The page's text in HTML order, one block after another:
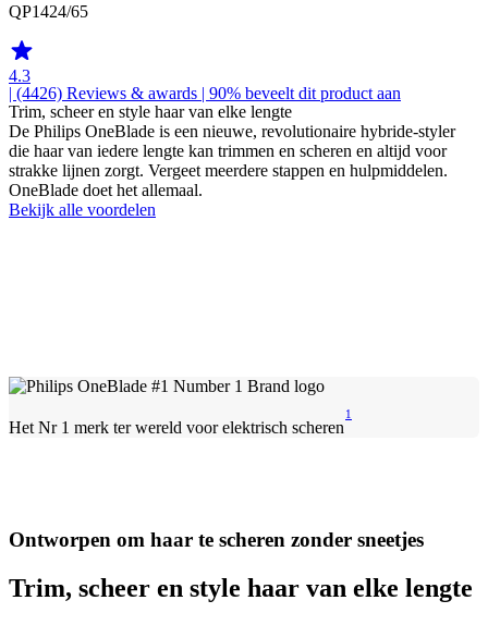
QP1424/65
4.3
| (4426) Reviews & awards | 90% beveelt dit product aan
Trim, scheer en style haar van elke lengte
De Philips OneBlade is een nieuwe, revolutionaire hybride-styler
die haar van iedere lengte kan trimmen en scheren en altijd voor
strakke lijnen zorgt. Vergeet meerdere stappen en hulpmiddelen.
OneBlade doet het allemaal.
Bekijk alle voordelen
Het Nr 1 merk ter wereld voor elektrisch scheren
1
Ontworpen om haar te scheren zonder sneetjes
Trim, scheer en style haar van elke lengte